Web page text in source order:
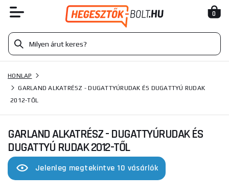
0
HONLAP
GARLAND ALKATRÉSZ - DUGATTYÚRUDAK ÉS DUGATTYÚ RUDAK
2012-TŐL
GARLAND ALKATRÉSZ - DUGATTYÚRUDAK ÉS
DUGATTYÚ RUDAK 2012-TŐL
Jelenleg megtekintve 10 vásárlók